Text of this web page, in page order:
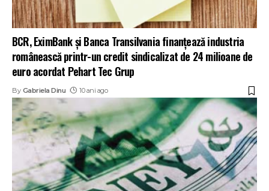
BCR, EximBank și Banca Transilvania finanțează industria
românească printr-un credit sindicalizat de 24 milioane de
euro acordat Pehart Tec Grup
By Gabriela Dinu 10 ani ago